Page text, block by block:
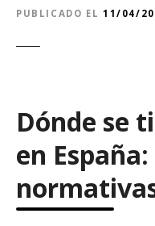
PUBLICADO EL 11/04/
Dónde se
en